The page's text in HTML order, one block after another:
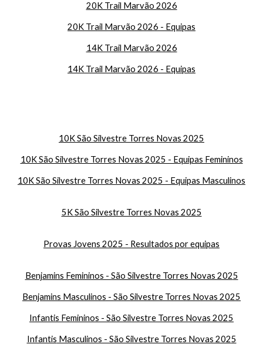
20K Trail Marvão 2026
20K Trail Marvão 2026 - Equipas
14K Trail Marvão 2026
14K Trail Marvão 2026 - Equipas
10K São Silvestre Torres Novas 2025
10K São Silvestre Torres Novas 2025 - Equipas Femininos
10K São Silvestre Torres Novas 2025 - Equipas Masculinos
5KSão Silvestre Torres Novas 2025
Provas Jovens 2025 - Resultados por equipas
Benjamins Femininos - São Silvestre Torres Novas 2025
Benjamins Masculinos - São Silvestre Torres Novas 2025
Infantis Femininos - São Silvestre Torres Novas 2025
Infantis Masculinos - São Silvestre Torres Novas 2025